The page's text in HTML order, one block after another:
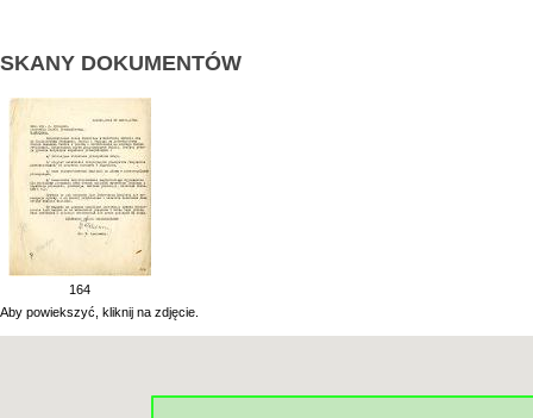
SKANY DOKUMENTÓW
164
Aby powiekszyć, kliknij na zdjęcie.